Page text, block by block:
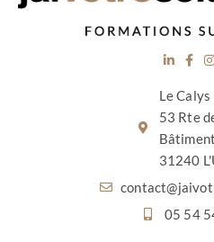
Le Calys
53 Rte
31240
05 54